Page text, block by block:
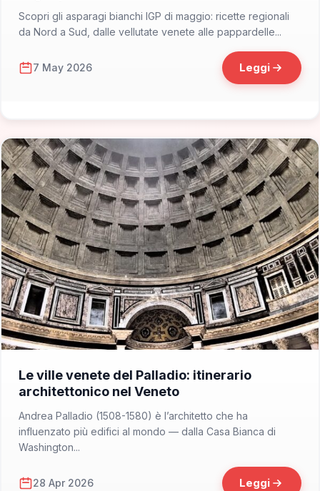
Scopri gli asparagi bianchi IGP di maggio: ricette regionali
da Nord a Sud, dalle vellutate venete alle pappardelle...
7 May 2026 Leggi
Le ville venete del Palladio: itinerario
architettonico nel Veneto
Andrea Palladio (1508-1580) è l’architetto che ha
influenzato più edifici al mondo — dalla Casa Bianca di
Washington...
28 Apr 2026 Leggi